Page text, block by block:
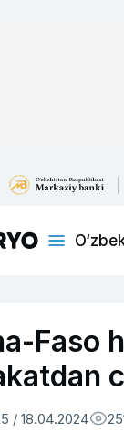
Faso
/ 18.04.2024